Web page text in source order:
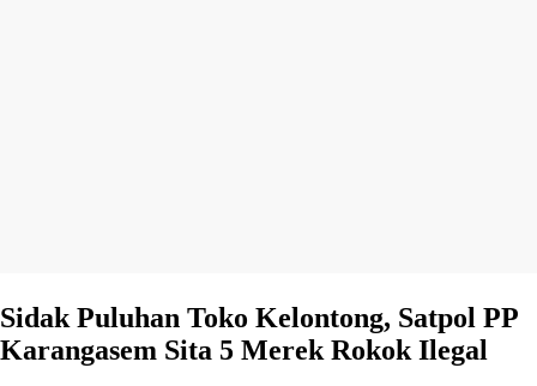
Sidak Puluhan Toko Kelontong, Satpol PP
Karangasem Sita 5 Merek Rokok Ilegal